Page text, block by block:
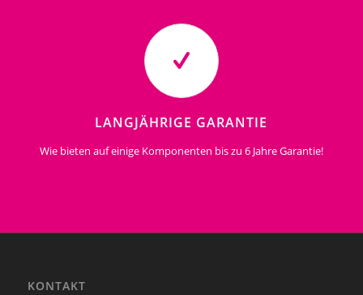
LANGJÄHRIGE GARANTIE
Wie bieten auf einige Komponenten bis zu 6 Jahre Garantie!
KONTAKT